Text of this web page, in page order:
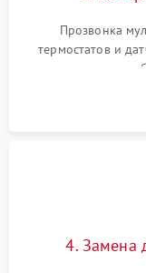
Прозвонка
термостатов и
конденсатора,
тепловым
4. Замена